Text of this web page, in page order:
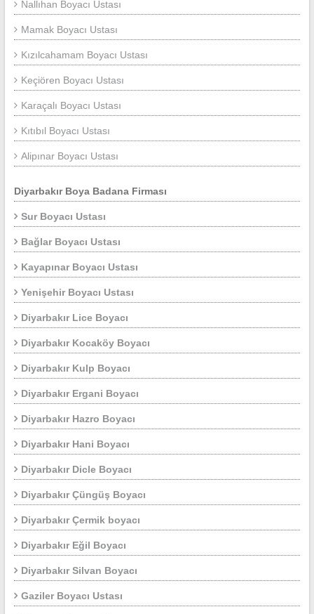
Nallıhan Boyacı Ustası
Mamak Boyacı Ustası
Kızılcahamam Boyacı Ustası
Keçiören Boyacı Ustası
Karaçalı Boyacı Ustası
Kıtıbıl Boyacı Ustası
Alipınar Boyacı Ustası
Diyarbakır Boya Badana Firması
Sur Boyacı Ustası
Bağlar Boyacı Ustası
Kayapınar Boyacı Ustası
Yenişehir Boyacı Ustası
Diyarbakır Lice Boyacı
Diyarbakır Kocaköy Boyacı
Diyarbakır Kulp Boyacı
Diyarbakır Ergani Boyacı
Diyarbakır Hazro Boyacı
Diyarbakır Hani Boyacı
Diyarbakır Dicle Boyacı
Diyarbakır Çüngüş Boyacı
Diyarbakır Çermik boyacı
Diyarbakır Eğil Boyacı
Diyarbakır Silvan Boyacı
Gaziler Boyacı Ustası